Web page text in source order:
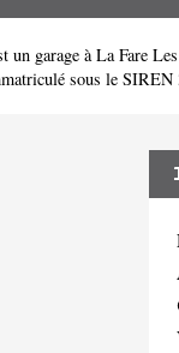
un garage à La Fare
sous le